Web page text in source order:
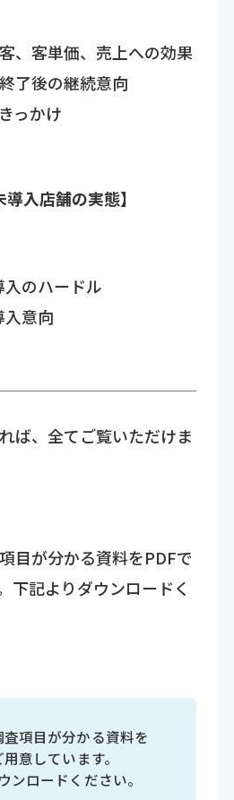
、客単価、売上への効果
了後の継続意向
っかけ
導入店舗の実態】
入のハードル
入意向
ば、全てご覧いただけま
目が分かる資料をPDFで
下記よりダウンロードく
項目が分かる資料を
意しています。
ンロードください。